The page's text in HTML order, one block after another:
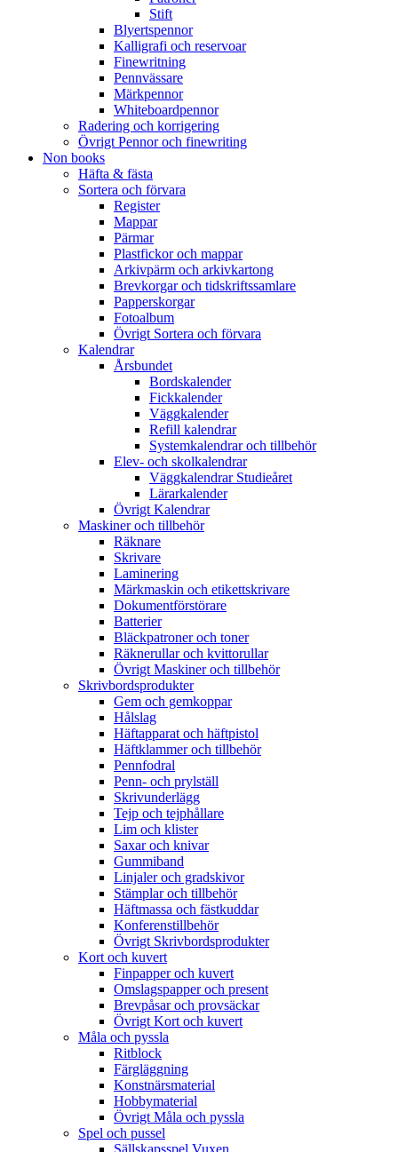
Stift
Blyertspennor
Kalligrafi och reservoar
Finewritning
Pennvässare
Märkpennor
Whiteboardpennor
Radering och korrigering
Övrigt Pennor och finewriting
Non books
Häfta & fästa
Sortera och förvara
Register
Mappar
Pärmar
Plastfickor och mappar
Arkivpärm och arkivkartong
Brevkorgar och tidskriftssamlare
Papperskorgar
Fotoalbum
Övrigt Sortera och förvara
Kalendrar
Årsbundet
Bordskalender
Fickkalender
Väggkalender
Refill kalendrar
Systemkalendrar och tillbehör
Elev- och skolkalendrar
Väggkalendrar Studieåret
Lärarkalender
Övrigt Kalendrar
Maskiner och tillbehör
Räknare
Skrivare
Laminering
Märkmaskin och etikettskrivare
Dokumentförstörare
Batterier
Bläckpatroner och toner
Räknerullar och kvittorullar
Övrigt Maskiner och tillbehör
Skrivbordsprodukter
Gem och gemkoppar
Hålslag
Häftapparat och häftpistol
Häftklammer och tillbehör
Pennfodral
Penn- och prylställ
Skrivunderlägg
Tejp och tejphållare
Lim och klister
Saxar och knivar
Gummiband
Linjaler och gradskivor
Stämplar och tillbehör
Häftmassa och fästkuddar
Konferenstillbehör
Övrigt Skrivbordsprodukter
Kort och kuvert
Finpapper och kuvert
Omslagspapper och present
Brevpåsar och provsäckar
Övrigt Kort och kuvert
Måla och pyssla
Ritblock
Färgläggning
Konstnärsmaterial
Hobbymaterial
Övrigt Måla och pyssla
Spel och pussel
Sällskapsspel Vuxen